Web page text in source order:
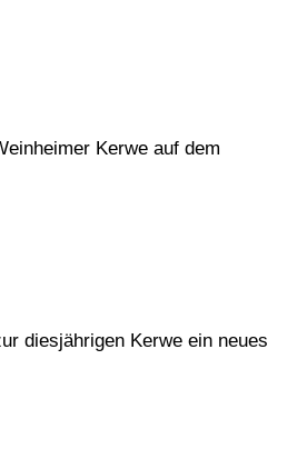
Kerwe auf dem
diesjährigen Kerwe ein neues